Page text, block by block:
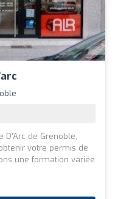
D'Arc de Grenoble,
votre permis de
une formation variée